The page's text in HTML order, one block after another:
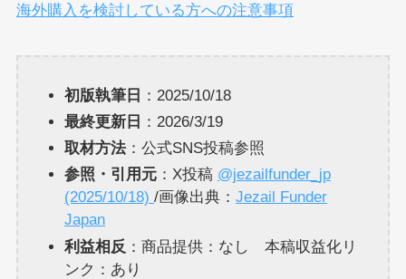
海外購入を検討している方への注意事項
初版執筆日 ：2025/10/18
最終更新日 ：2026/3/19
取材方法：公式SNS投稿参照
参照・引用元：X投稿 @jezailfunder_jp
(2025/10/18) /画像出典： Jezail Funder
Japan
利益相反 ：商品提供：なし 本稿収益化リ
ンク：あり